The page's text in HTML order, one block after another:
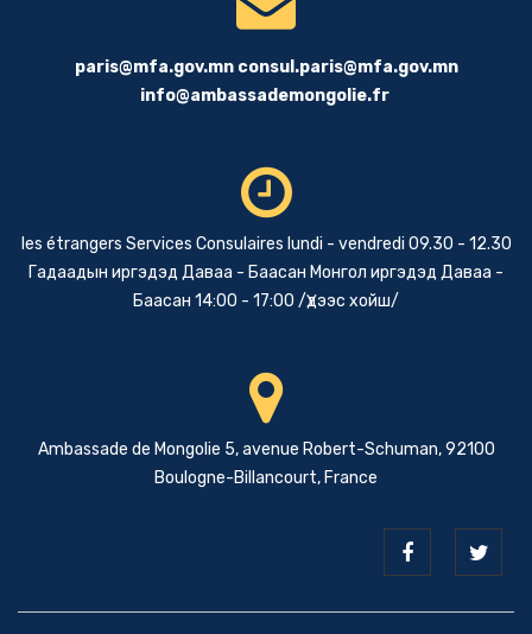
paris@mfa.gov.mn consul.paris@mfa.gov.mn
info@ambassademongolie.fr
les étrangers Services Consulaires lundi - vendredi 09.30 - 12.30
Гадаадын иргэдэд Даваа - Баасан Монгол иргэдэд Даваа -
Баасан 14:00 - 17:00 /Үдээс хойш/
Ambassade de Mongolie 5, avenue Robert-Schuman, 92100
Boulogne-Billancourt, France